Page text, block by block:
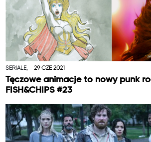
SERIALE, 29 CZE 2021
Tęczowe animacje to nowy punk
FISH&CHIPS #23